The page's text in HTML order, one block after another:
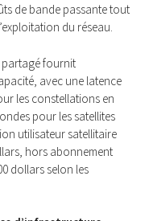
de bande passante tout
du réseau.
partagé fournit
avec une latence
les constellations en
pour les satellites
utilisateur satellitaire
hors abonnement
dollars selon les